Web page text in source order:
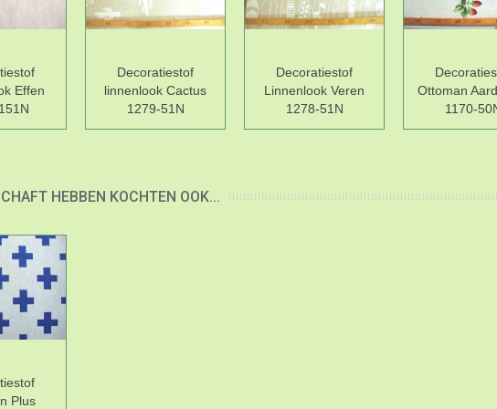
Effen
Decoratiestof
linnenlook Cactus
1279-51N
Decoratiestof
Linnenlook Veren
1278-51N
Ottoman
1170-
HEBBEN KOCHTEN OOK...
Plus